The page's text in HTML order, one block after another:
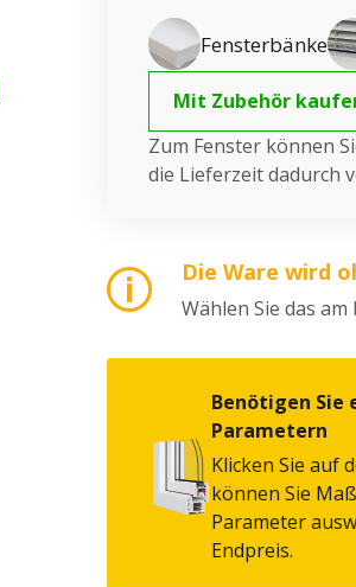
Fensterbänke
Mit Zubehör
Zum Fenster können
die Lieferzeit dadurch
Die Ware wird
Wählen Sie das
Benötigen Sie
Parametern
Klicken Sie auf
können Sie
Parameter
Endpreis.